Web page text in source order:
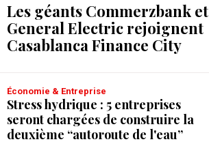
Les géants Commerzbank et
General Electric rejoignent
Casablanca Finance City
Économie & Entreprise
Stress hydrique : 5 entreprises
seront chargées de construire la
deuxième “autoroute de l'eau”